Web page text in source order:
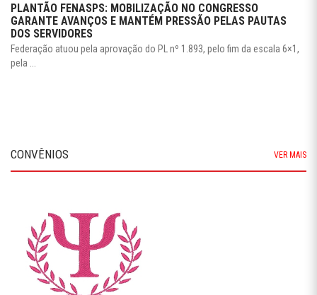
PLANTÃO FENASPS: MOBILIZAÇÃO NO CONGRESSO
GARANTE AVANÇOS E MANTÉM PRESSÃO PELAS PAUTAS
DOS SERVIDORES
Federação atuou pela aprovação do PL nº 1.893, pelo fim da escala 6×1,
pela ...
CONVÊNIOS VER MAIS